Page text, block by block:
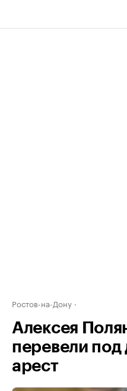
Ростов-на-Дону
Алексея
перевели
арест